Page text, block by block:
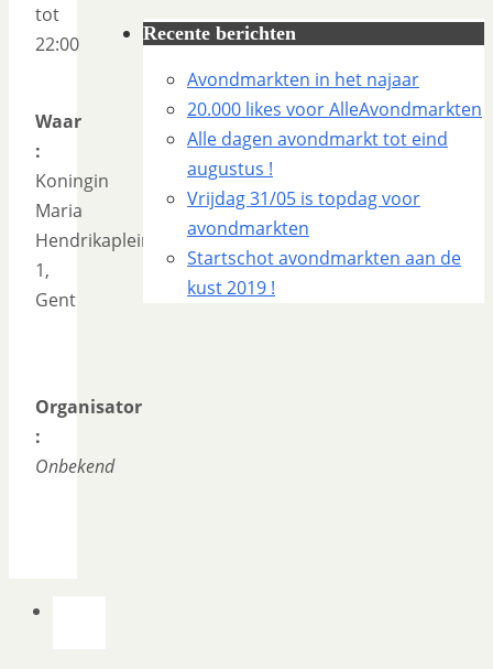
tot
22:00
Waar
:
Koningin
Maria
Hendrikaplein
1,
Gent
Organisator
:
Onbekend
Recente berichten
Avondmarkten in het najaar
20.000 likes voor AlleAvondmarkten
Alle dagen avondmarkt tot eind
augustus !
Vrijdag 31/05 is topdag voor
avondmarkten
Startschot avondmarkten aan de
kust 2019 !